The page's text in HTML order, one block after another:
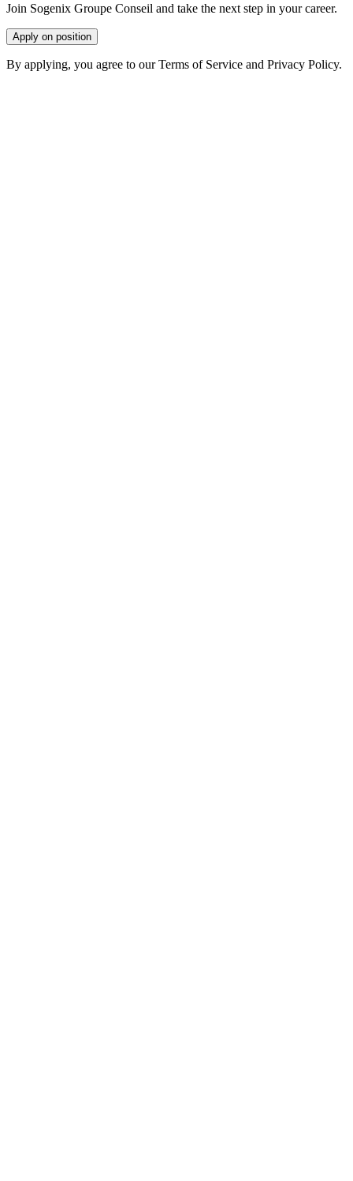
Join Sogenix Groupe Conseil and take the next step in your career.
Apply on position
By applying, you agree to our Terms of Service and Privacy Policy.